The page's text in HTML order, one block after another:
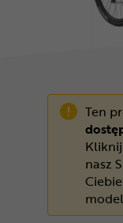
Ten
Kliknij
nasz